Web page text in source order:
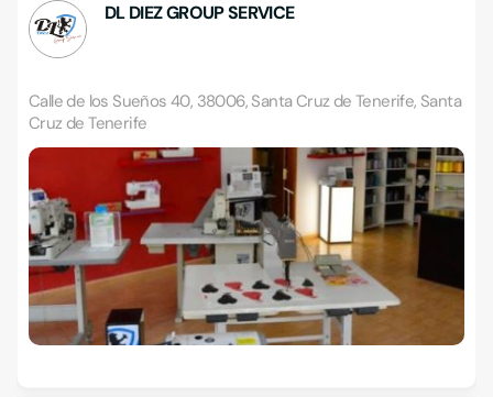
DL DIEZ GROUP SERVICE
Calle de los Sueños 40, 38006, Santa Cruz de Tenerife, Santa
Cruz de Tenerife